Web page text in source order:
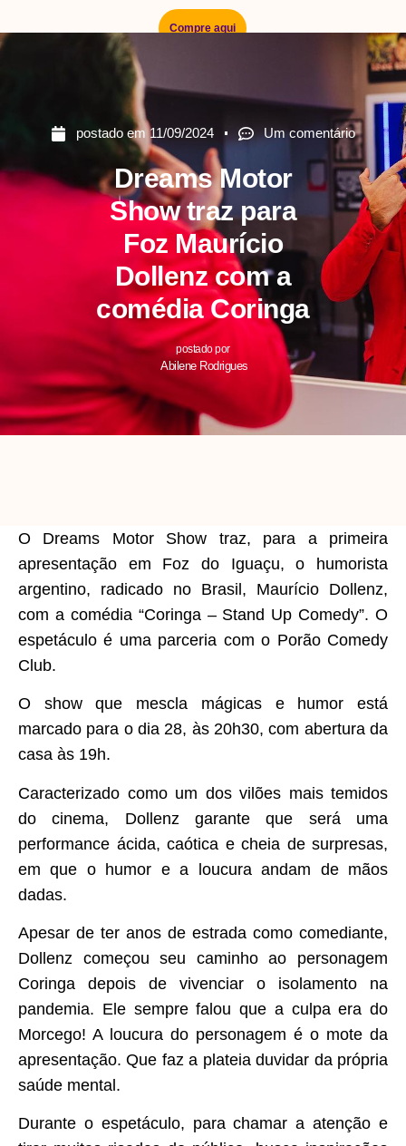
Compre aqui
postado em 11/09/2024 Um comentário
Dreams Motor
Show traz para
Foz Maurício
Dollenz com a
comédia Coringa
postado por
Abilene Rodrigues
O Dreams Motor Show traz, para a primeira
apresentação em Foz do Iguaçu, o humorista
argentino, radicado no Brasil, Maurício Dollenz,
com a comédia “Coringa – Stand Up Comedy”. O
espetáculo é uma parceria com o Porão Comedy
Club.
O show que mescla mágicas e humor está
marcado para o dia 28, às 20h30, com abertura da
casa às 19h.
Caracterizado como um dos vilões mais temidos
do cinema, Dollenz garante que será uma
performance ácida, caótica e cheia de surpresas,
em que o humor e a loucura andam de mãos
dadas.
Apesar de ter anos de estrada como comediante,
Dollenz começou seu caminho ao personagem
Coringa depois de vivenciar o isolamento na
pandemia. Ele sempre falou que a culpa era do
Morcego! A loucura do personagem é o mote da
apresentação. Que faz a plateia duvidar da própria
saúde mental.
Durante o espetáculo, para chamar a atenção e